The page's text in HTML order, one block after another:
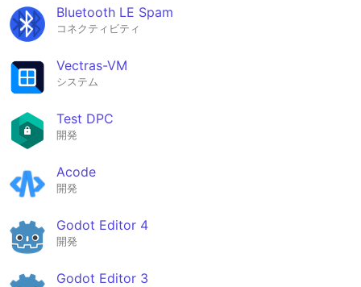
Bluetooth LE Spam
コネクティビティ
Vectras-VM
システム
Test DPC
開発
Acode
開発
Godot Editor 4
開発
Godot Editor 3